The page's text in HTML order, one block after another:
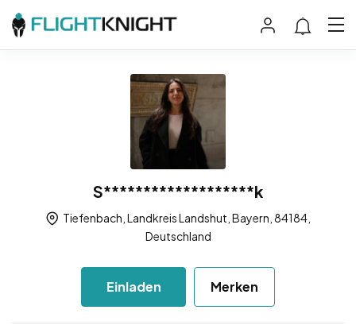
S*******************k
Tiefenbach, Landkreis Landshut, Bayern, 84184,
Deutschland
Einladen Merken